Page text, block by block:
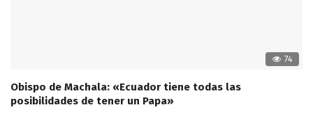
74
Obispo de Machala: «Ecuador tiene todas las
posibilidades de tener un Papa»